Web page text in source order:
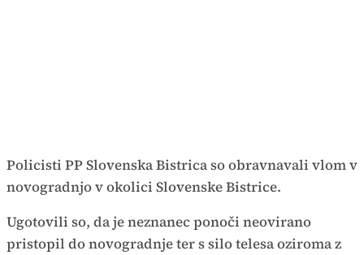
Policisti PP Slovenska Bistrica so obravnavali vlom v
novogradnjo v okolici Slovenske Bistrice.
Ugotovili so, da je neznanec ponoči neovirano
pristopil do novogradnje ter s silo telesa oziroma z